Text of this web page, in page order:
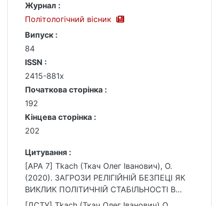
Журнал :
Політологічний вісник
Випуск :
84
ISSN :
2415-881x
Початкова сторінка :
192
Кінцева сторінка :
202
Цитування :
[APA 7] Tkach (Ткач Олег Іванович), O.
(2020). ЗАГРОЗИ РЕЛІГІЙНІЙ БЕЗПЕЦІ ЯК
ВИКЛИК ПОЛІТИЧНІЙ СТАБІЛЬНОСТІ В
КРАЇНАХ ЛАТИНСЬКОЇ АМЕРИКИ.